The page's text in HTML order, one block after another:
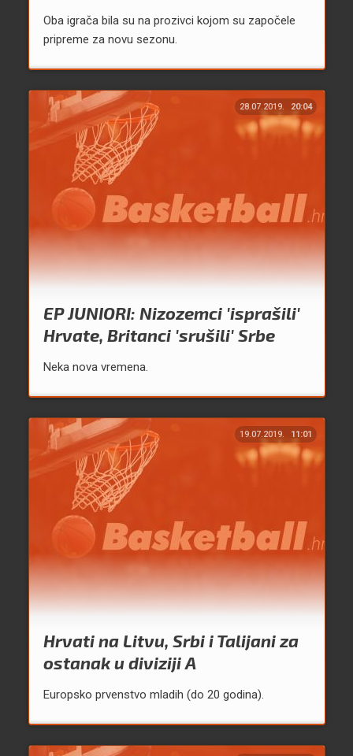
Oba igrača bila su na prozivci kojom su započele
pripreme za novu sezonu.
28.07.2019. 20:04
EP JUNIORI: Nizozemci 'isprašili'
Hrvate, Britanci 'srušili' Srbe
Neka nova vremena.
19.07.2019. 11:01
Hrvati na Litvu, Srbi i Talijani za
ostanak u diviziji A
Europsko prvenstvo mladih (do 20 godina).